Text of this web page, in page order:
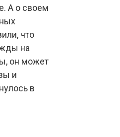
А о своем
что
на
он может
и
в